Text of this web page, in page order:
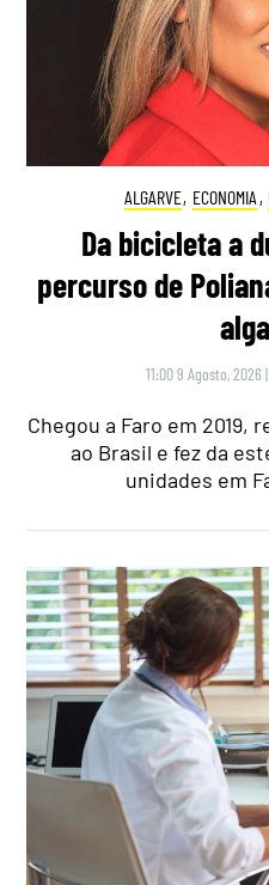
ALGARVE, ECONOMIA ,
Da bicicleta a
percurso de
11:00 9 Agosto, 2026 |
Chegou a Faro em 2019,
ao Brasil e fez da
unidades em